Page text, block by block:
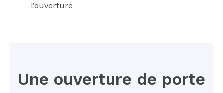
l’ouverture
Une ouverture de porte